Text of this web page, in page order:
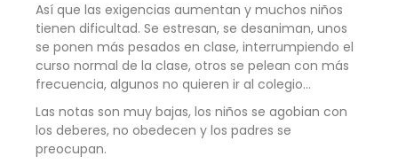
Así que las exigencias aumentan y muchos niños
tienen dificultad. Se estresan, se desaniman, unos
se ponen más pesados en clase, interrumpiendo el
curso normal de la clase, otros se pelean con más
frecuencia, algunos no quieren ir al colegio…
Las notas son muy bajas, los niños se agobian con
los deberes, no obedecen y los padres se
preocupan.